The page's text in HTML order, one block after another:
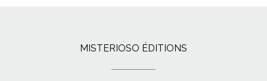
MISTERIOSO ÉDITIONS